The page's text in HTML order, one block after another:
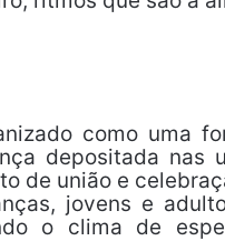
como uma
depositada nas
de união e
jovens e
o clima de